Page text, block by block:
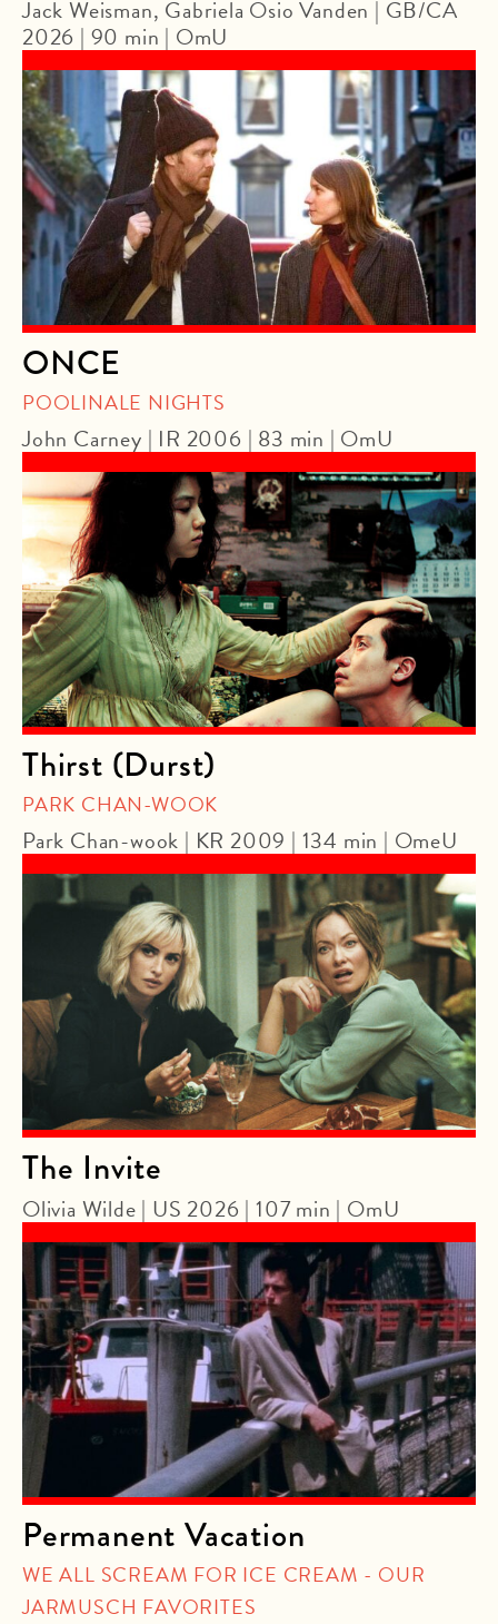
Jack Weisman, Gabriela Osio Vanden | GB/CA
2026 | 90 min | OmU
ONCE
POOLINALE NIGHTS
John Carney | IR 2006 | 83 min | OmU
Thirst (Durst)
PARK CHAN-WOOK
Park Chan-wook | KR 2009 | 134 min | OmeU
The Invite
Olivia Wilde | US 2026 | 107 min | OmU
Permanent Vacation
WE ALL SCREAM FOR ICE CREAM - OUR
JARMUSCH FAVORITES